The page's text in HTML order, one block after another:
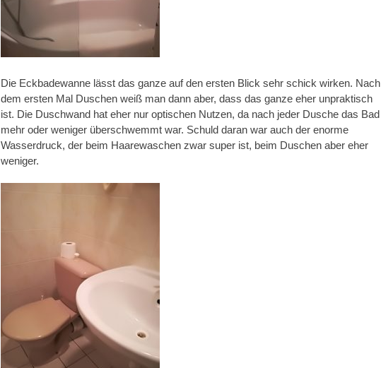
Die Eckbadewanne lässt das ganze auf den ersten Blick sehr schick wirken. Nach
dem ersten Mal Duschen weiß man dann aber, dass das ganze eher unpraktisch
ist. Die Duschwand hat eher nur optischen Nutzen, da nach jeder Dusche das Bad
mehr oder weniger überschwemmt war. Schuld daran war auch der enorme
Wasserdruck, der beim Haarewaschen zwar super ist, beim Duschen aber eher
weniger.